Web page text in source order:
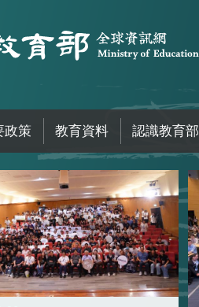
政策 教育資料 認識教育部